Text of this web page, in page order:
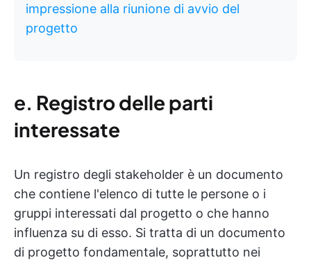
impressione alla riunione di avvio del
progetto
e. Registro delle parti
interessate
Un registro degli stakeholder è un documento
che contiene l'elenco di tutte le persone o i
gruppi interessati dal progetto o che hanno
influenza su di esso. Si tratta di un documento
di progetto fondamentale, soprattutto nei